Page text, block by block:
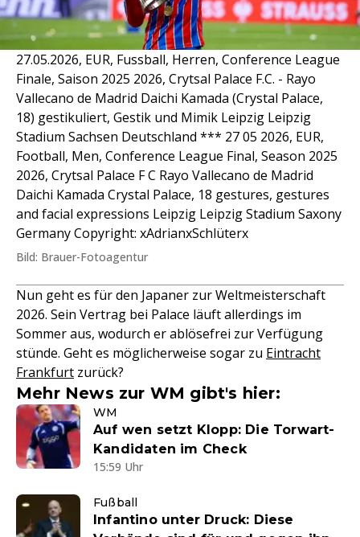
27.05.2026, EUR, Fussball, Herren, Conference League
Finale, Saison 2025 2026, Crytsal Palace F.C. - Rayo
Vallecano de Madrid Daichi Kamada (Crystal Palace,
18) gestikuliert, Gestik und Mimik Leipzig Leipzig
Stadium Sachsen Deutschland *** 27 05 2026, EUR,
Football, Men, Conference League Final, Season 2025
2026, Crytsal Palace F C Rayo Vallecano de Madrid
Daichi Kamada Crystal Palace, 18 gestures, gestures
and facial expressions Leipzig Leipzig Stadium Saxony
Germany Copyright: xAdrianxSchlüterx
Bild: Brauer-Fotoagentur
Nun geht es für den Japaner zur Weltmeisterschaft
2026. Sein Vertrag bei Palace läuft allerdings im
Sommer aus, wodurch er ablösefrei zur Verfügung
stünde. Geht es möglicherweise sogar zu Eintracht
Frankfurt zurück?
Mehr News zur WM gibt's hier:
WM
Auf wen setzt Klopp: Die Torwart-
Kandidaten im Check
15:59 Uhr
Fußball
Infantino unter Druck: Diese